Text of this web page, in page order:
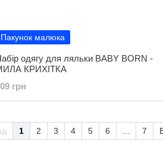
Пакунок малюка
одягу для ляльки BABY BORN -
КРИХІТКА
грн
1 2 3 4 5 6 ... 7